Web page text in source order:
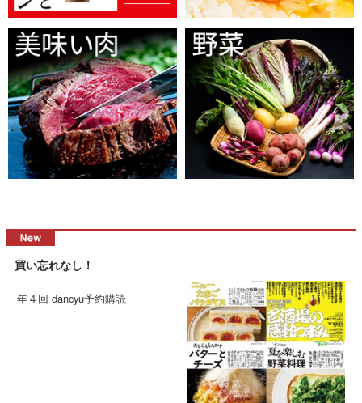
買い忘れなし！
年４回 dancyu予約購読